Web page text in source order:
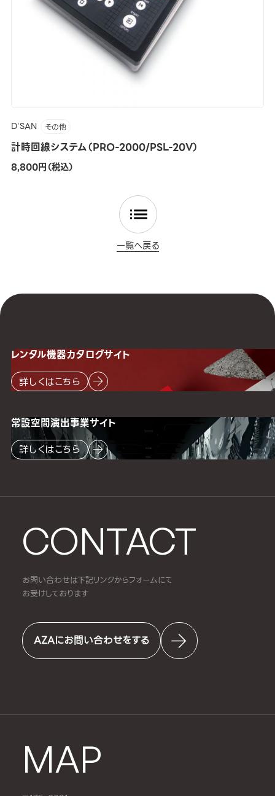
D'SAN その他
計時回線システム（PRO-2000/PSL-20V）
8,800円（税込）
一覧へ戻る
CONTACT
お問い合わせは下記リンクからフォームにて
お受けしております
AZAにお問い合わせをする
MAP
レンタル機器カタログサイト
詳しくはこちら
常設空間演出事業サイト
詳しくはこちら